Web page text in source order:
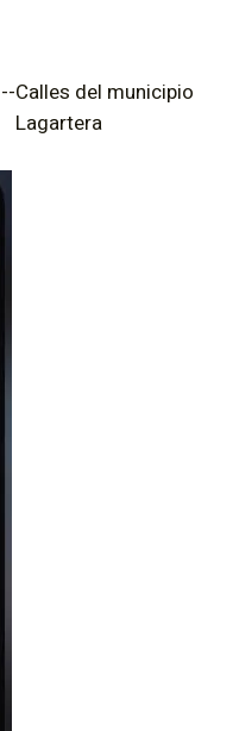
--Calles del municipio
Lagartera